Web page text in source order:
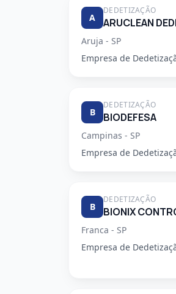
A
DEDETIZAÇÃO
Aruja - SP
Empresa de
B
DEDETIZAÇÃO
BIODEFESA
Campinas - SP
Empresa de
B
DEDETIZAÇÃO
BIONIX
Franca - SP
Empresa de